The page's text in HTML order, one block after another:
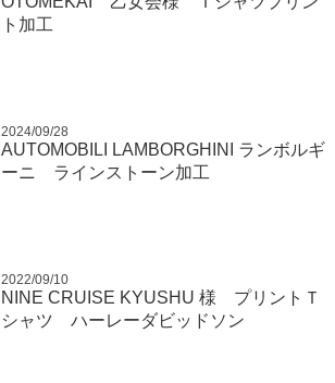
ト加工
2024/09/28
AUTOMOBILI LAMBORGHINI ランボルギ
ーニ ラインストーン加工
2022/09/10
NINE CRUISE KYUSHU 様 プリントＴ
シャツ ハーレーダビッドソン